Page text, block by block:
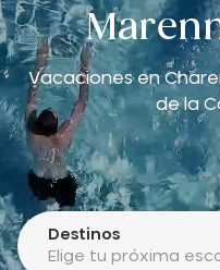
Vacaciones en
de la
Destinos
Elige tu próxima